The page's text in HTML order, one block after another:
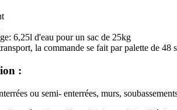
6,25l d'eau pour un sac de 25kg
la commande se fait par palette de 48
:
ou semi- enterrées, murs,